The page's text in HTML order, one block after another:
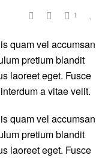
1
quam vel
pretium blandit
laoreet eget. Fusce
a vitae velit.
quam vel
pretium blandit
laoreet eget. Fusce